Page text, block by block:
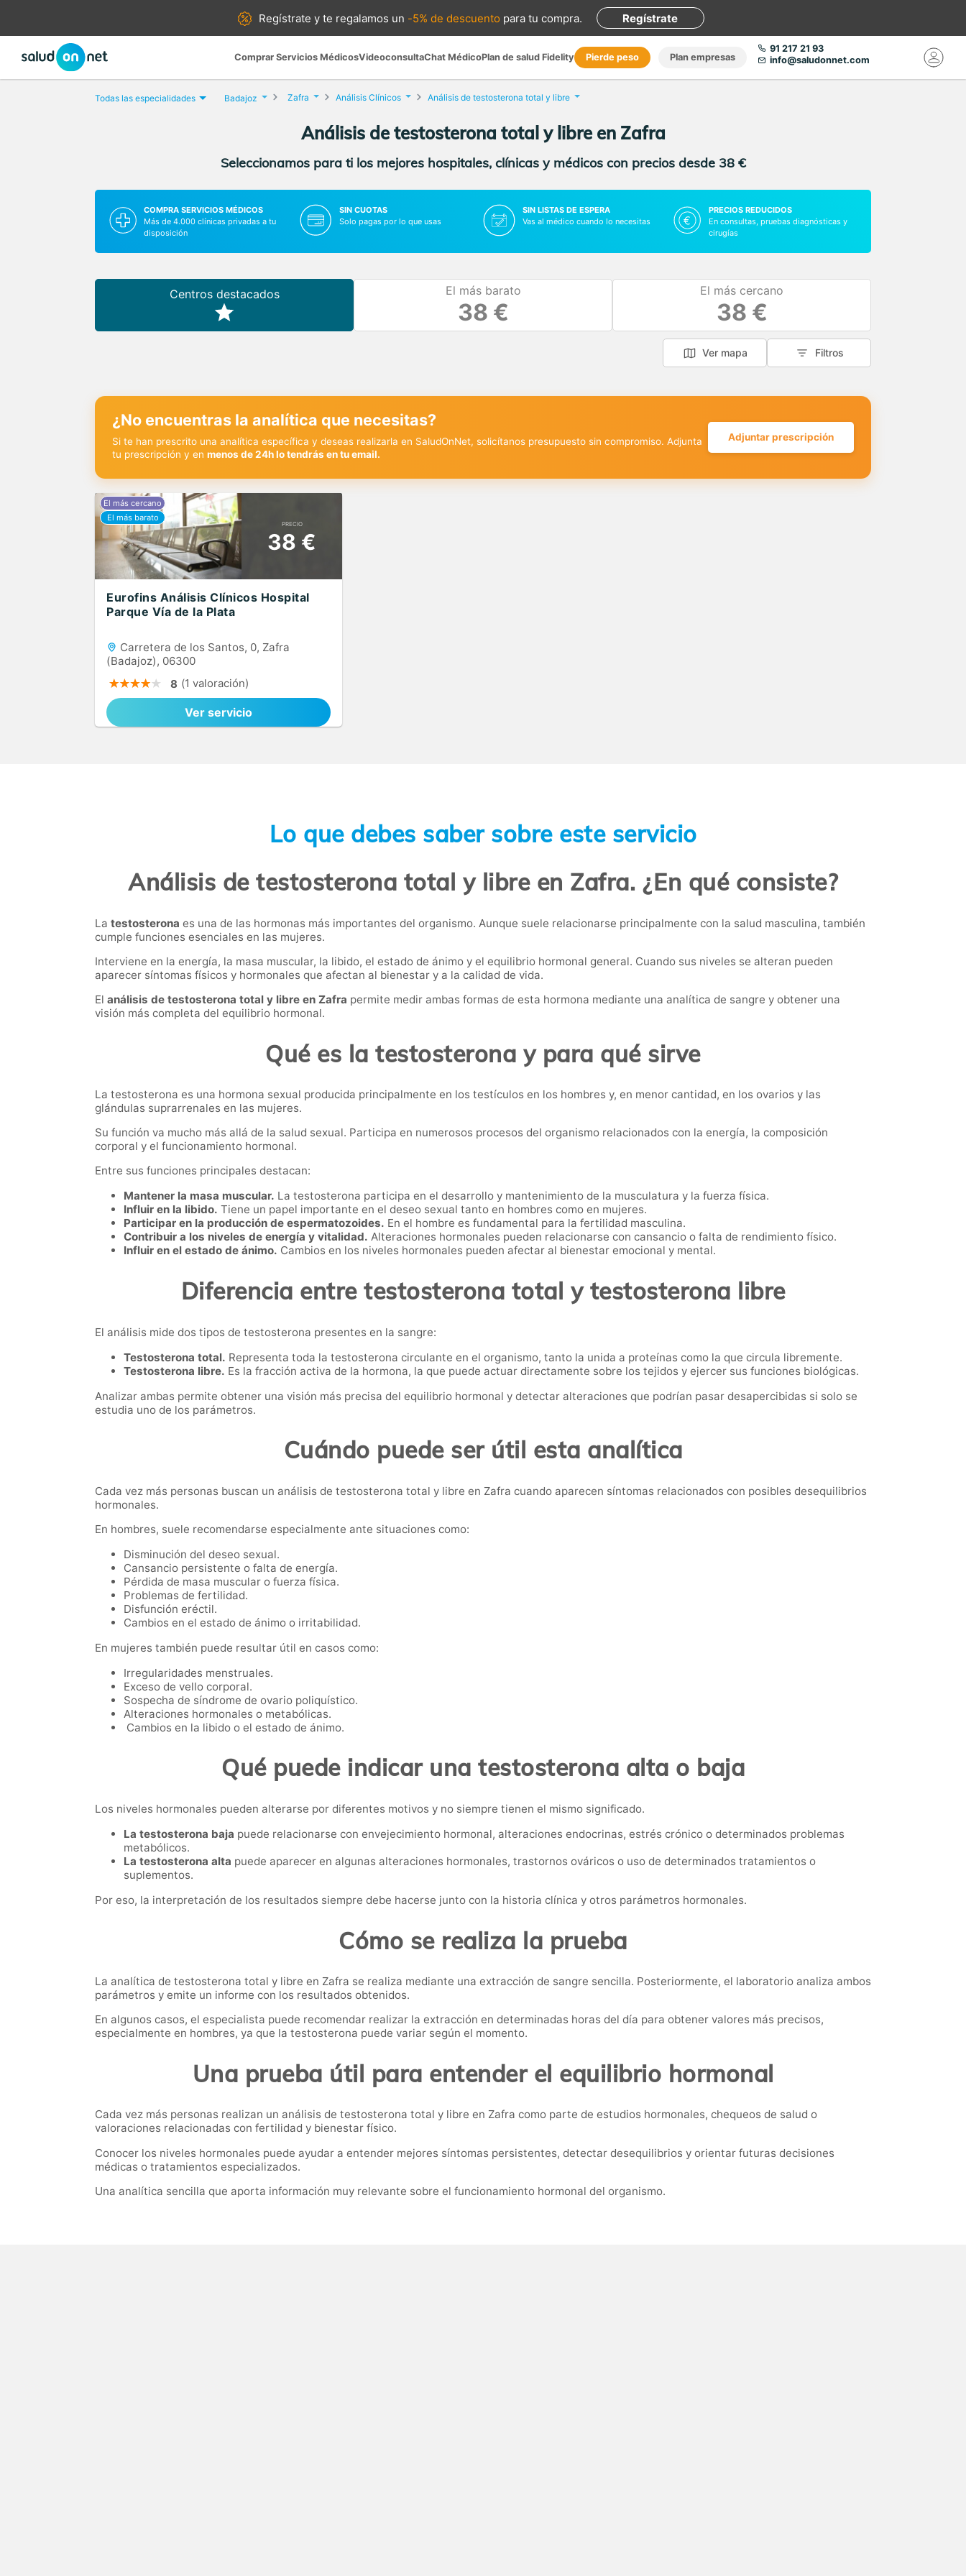
Regístrate yte regalamos un -5% de descuento para tu compra. Regístrate
Comprar Servicios MédicosVideoconsultaChat MédicoPlan de salud Fidelity Pierde peso Plan empresas
91 217 21 93
info@saludonnet.com
Todas las especialidades Badajoz Zafra Análisis Clínicos Análisis de testosterona total y libre
Análisis de testosterona total y libre en Zafra
Seleccionamos para ti los mejores hospitales, clínicas y médicos con precios desde 38 €
COMPRA SERVICIOS MÉDICOS
Más de 4.000 clínicas privadas a tu
disposición
SIN CUOTAS
Solo pagas por lo que usas
SIN LISTAS DE ESPERA
Vas al médico cuando lo necesitas
PRECIOS REDUCIDOS
En consultas, pruebas diagnósticas y
cirugías
Centros destacados El más barato
38 €
El más cercano
38 €
Ver mapa Filtros
¿No encuentras la analítica que necesitas?
Si te han prescrito una analítica específica y deseas realizarla en SaludOnNet, solicítanos presupuesto sin compromiso. Adjunta
tu prescripción y en menos de 24h lo tendrás en tu email.
Adjuntar prescripción
PRECIO
38 €
Eurofins Análisis Clínicos Hospital
Parque Vía de la Plata
Carretera de los Santos, 0, Zafra
(Badajoz), 06300
8 (1 valoración)
Ver servicio
Lo que debes saber sobre este servicio
Análisis de testosterona total y libre en Zafra. ¿En qué consiste?
La testosterona es una de las hormonas más importantes del organismo. Aunque suele relacionarse principalmente con la salud masculina, también
cumple funciones esenciales en las mujeres.
Interviene en la energía, la masa muscular, la libido, el estado de ánimo y el equilibrio hormonal general. Cuando sus niveles se alteran pueden
aparecer síntomas físicos y hormonales que afectan al bienestar y a la calidad de vida.
El análisis de testosterona total y libre en Zafra permite medir ambas formas de esta hormona mediante una analítica de sangre y obtener una
visión más completa del equilibrio hormonal.
Qué es la testosterona y para qué sirve
La testosterona es una hormona sexual producida principalmente en los testículos en los hombres y, en menor cantidad, en los ovarios y las
glándulas suprarrenales en las mujeres.
Su función va mucho más allá de la salud sexual. Participa en numerosos procesos del organismo relacionados con la energía, la composición
corporal y el funcionamiento hormonal.
Entre sus funciones principales destacan:
Mantener la masa muscular. La testosterona participa en el desarrollo y mantenimiento de la musculatura y la fuerza física.
Influir en la libido. Tiene un papel importante en el deseo sexual tanto en hombres como en mujeres.
Participar en la producción de espermatozoides. En el hombre es fundamental para la fertilidad masculina.
Contribuir a los niveles de energía y vitalidad. Alteraciones hormonales pueden relacionarse con cansancio o falta de rendimiento físico.
Influir en el estado de ánimo. Cambios en los niveles hormonales pueden afectar al bienestar emocional y mental.
Diferencia entre testosterona total y testosterona libre
El análisis mide dos tipos de testosterona presentes en la sangre:
Testosterona total. Representa toda la testosterona circulante en el organismo, tanto la unida a proteínas como la que circula libremente.
Testosterona libre. Es la fracción activa de la hormona, la que puede actuar directamente sobre los tejidos y ejercer sus funciones biológicas.
Analizar ambas permite obtener una visión más precisa del equilibrio hormonal y detectar alteraciones que podrían pasar desapercibidas si solo se
estudia uno de los parámetros.
Cuándo puede ser útil esta analítica
Cada vez más personas buscan un análisis de testosterona total y libre en Zafra cuando aparecen síntomas relacionados con posibles desequilibrios
hormonales.
En hombres, suele recomendarse especialmente ante situaciones como:
Disminución del deseo sexual.
Cansancio persistente o falta de energía.
Pérdida de masa muscular o fuerza física.
Problemas de fertilidad.
Disfunción eréctil.
Cambios en el estado de ánimo o irritabilidad.
En mujeres también puede resultar útil en casos como:
Irregularidades menstruales.
Exceso de vello corporal.
Sospecha de síndrome de ovario poliquístico.
Alteraciones hormonales o metabólicas.
Cambios en la libido o el estado de ánimo.
Qué puede indicar una testosterona alta o baja
Los niveles hormonales pueden alterarse por diferentes motivos y no siempre tienen el mismo significado.
La testosterona baja puede relacionarse con envejecimiento hormonal, alteraciones endocrinas, estrés crónico o determinados problemas
metabólicos.
La testosterona alta puede aparecer en algunas alteraciones hormonales, trastornos ováricos o uso de determinados tratamientos o
suplementos.
Por eso, la interpretación de los resultados siempre debe hacerse junto con la historia clínica y otros parámetros hormonales.
Cómo se realiza la prueba
La analítica de testosterona total y libre en Zafra se realiza mediante una extracción de sangre sencilla. Posteriormente, el laboratorio analiza ambos
parámetros y emite un informe con los resultados obtenidos.
En algunos casos, el especialista puede recomendar realizar la extracción en determinadas horas del día para obtener valores más precisos,
especialmente en hombres, ya que la testosterona puede variar según el momento.
Una prueba útil para entender el equilibrio hormonal
Cada vez más personas realizan un análisis de testosterona total y libre en Zafra como parte de estudios hormonales, chequeos de salud o
valoraciones relacionadas con fertilidad y bienestar físico.
Conocer los niveles hormonales puede ayudar a entender mejores síntomas persistentes, detectar desequilibrios y orientar futuras decisiones
médicas o tratamientos especializados.
Una analítica sencilla que aporta información muy relevante sobre el funcionamiento hormonal del organismo.